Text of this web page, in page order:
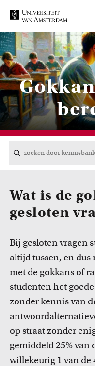
Cursussen
Bekijk het
faculteit.
Wat is de
gesloten
Bij gesloten vragen
altijd tussen, en
met de gokkans of
studenten het
zonder kennis van
op straat zonder
gemiddeld 25% van
willekeurig 1 van de